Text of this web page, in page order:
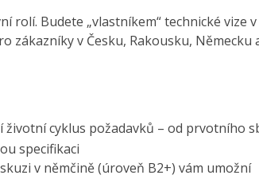
rolí. Budete „vlastníkem“ technické vize v
zákazníky v Česku, Rakousku, Německu
cyklus požadavků – od prvotního
specifikaci
v němčině (úroveň B2+) vám umožní